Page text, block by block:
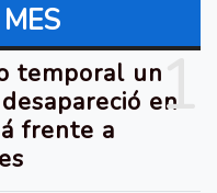
1
temporal un
en
frente a